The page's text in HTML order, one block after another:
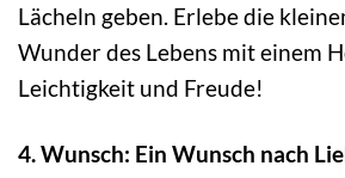
Lächeln geben. Erlebe die
Wunder des Lebens mit einem
Leichtigkeit und Freude!
4. Wunsch: Ein Wunsch nach